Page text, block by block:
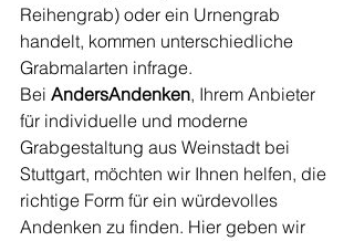
Reihengrab) oder ein Urnengrab
handelt, kommen unterschiedliche
Grabmalarten infrage.
Bei AndersAndenken, Ihrem Anbieter
für individuelle und moderne
Grabgestaltung aus Weinstadt bei
Stuttgart, möchten wir Ihnen helfen, die
richtige Form für ein würdevolles
Andenken zu finden. Hier geben wir